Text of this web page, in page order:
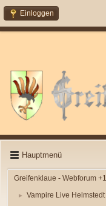
Einloggen
Hauptmenü
Greifenklaue - Webforum +1
► Vampire Live Helmstedt